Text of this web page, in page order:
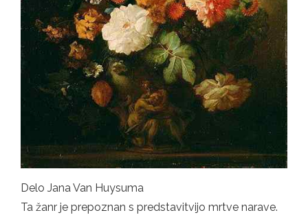
Delo Jana Van Huysuma
Ta žanr je prepoznan s predstavitvijo mrtve narave.